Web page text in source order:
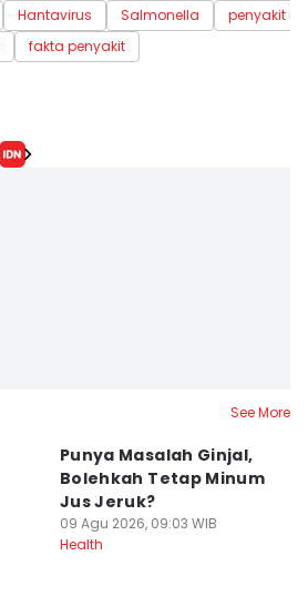
Hantavirus Salmonella
penyakit
fakta penyakit
See More
Punya Masalah Ginjal,
Bolehkah Tetap Minum
Jus Jeruk?
09 Agu 2026, 09:03 WIB
Health